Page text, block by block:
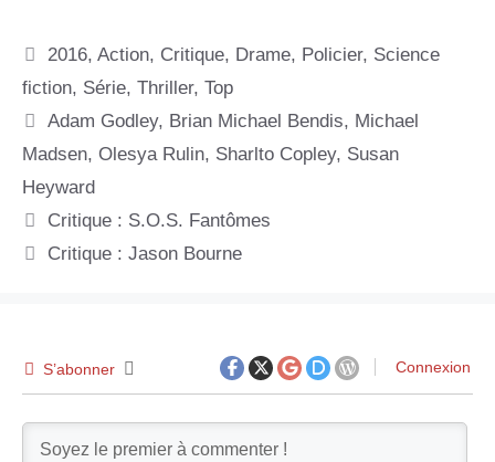
Catégories
2016,Action, Critique, Drame, Policier, Science
fiction, Série, Thriller, Top
Étiquettes
Adam Godley, Brian Michael Bendis, Michael
Madsen, Olesya Rulin, Sharlto Copley, Susan
Heyward
Critique : S.O.S. Fantômes
Critique : Jason Bourne
S’abonner Connexion